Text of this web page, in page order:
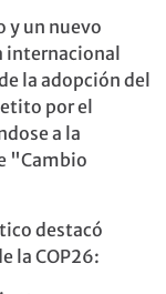
y un nuevo
internacional
la adopción del
por el
a la
"Cambio
destacó
la COP26: